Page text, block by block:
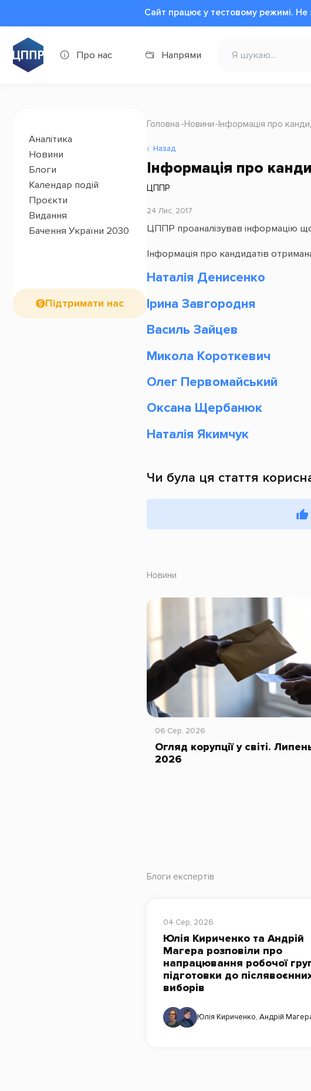
Сайт працює у тестовому режимі. Не
Про нас Напрями
Аналітика
Новини
Блоги
Календар подій
Проєкти
Видання
Бачення України 2030
Підтримати нас
Головна Новини Інформація про
Назад
Інформація про
ЦППР
24 Лис, 2017
ЦППР проаналізував інформацію
Інформація про кандидатів
Наталія Денисенко
Ірина Завгородня
Василь Зайцев
Микола Короткевич
Олег Первомайський
Оксана Щербанюк
Наталія Якимчук
Чи була ця стаття
Новини
06 Сер, 2026
Огляд корупції у світі.
2026
Блоги експертів
04 Сер, 2026
Юлія Кириченко та Андрій
Магера розповіли про
напрацювання робочої
підготовки до
виборів
Юлія Кириченко, Андрій